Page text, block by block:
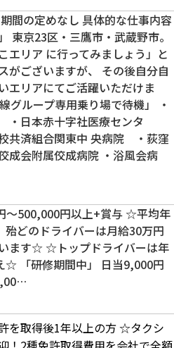
期間の定めなし 具体的な仕事内容
東京23区・三鷹市・武蔵野市。
エリア に行ってみましょう」と
がございますが、 その後自分自
エリアにてご活躍いただけま
グループ専用乗り場で待機」 ・
日本赤十字社医療センタ
共済組合関東中 央病院 ・荻窪
会附属佼成病院 ・浴風会病
～500,000円以上+賞与 ☆平均年
殆どのドライバーは月給30万円
ます☆ ☆トップドライバーは年
☆ 「研修期間中」 日当9,000円
を取得後1年以上の方☆タクシ